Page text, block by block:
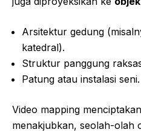
Arsitektur gedung
katedral).
Struktur panggung
Patung atau instalasi seni.
Video mapping
menakjubkan, seolah-olah